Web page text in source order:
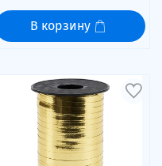
В корзину